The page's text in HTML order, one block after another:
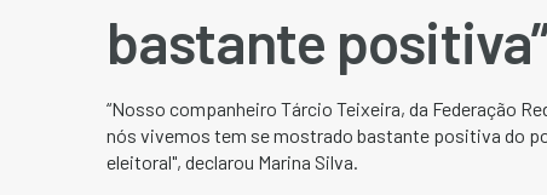
bastante
“Nosso companheiro Tárcio Teixeira, da Federação
nós vivemos tem se mostrado bastante positiva do
eleitoral", declarou Marina Silva.